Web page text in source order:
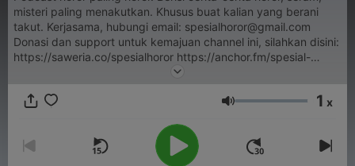
misteri paling menakutkan. Khusus buat kalian yang berani
takut. Kerjasama, hubungi email: spesialhoror@gmail.com
Donasi dan support untuk kemajuan channel ini, silahkan disini:
https://saweria.co/spesialhoror https://anchor.fm/spesial-
horor/support (Terima kasih semuanya, sehat dan sukses bagi
https://www.youtube.com/channel/UC10ypqnI-
Volume 1 x